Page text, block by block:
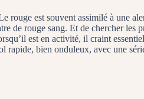
rouge est souvent assimilé à une
de rouge sang. Et de chercher les
est en activité, il craint
bien onduleux, avec une